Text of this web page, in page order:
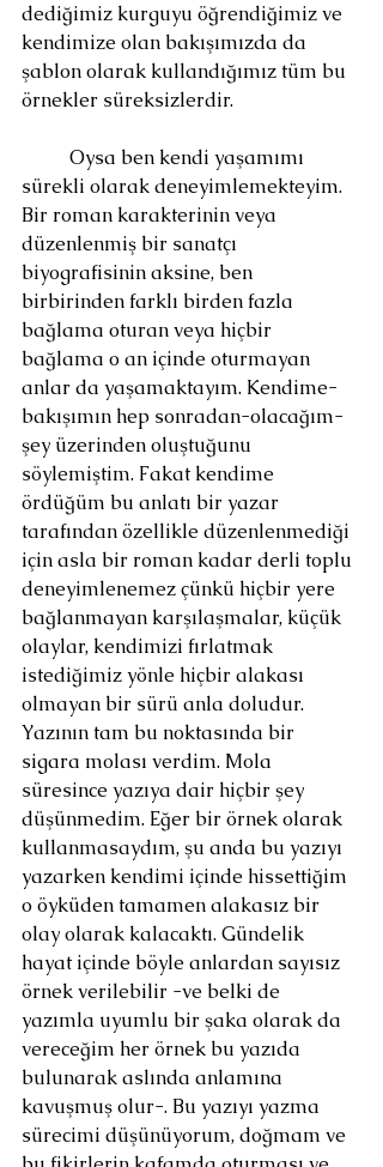
dediğimiz kurguyu öğrendiğimiz ve
kendimize olan bakışımızda da
şablon olarak kullandığımız tüm bu
örnekler süreksizlerdir.
sürekli olarak deneyimlemekteyim.
Bir roman karakterinin veya
düzenlenmiş bir sanatçı
biyografisinin aksine, ben
birbirinden farklı birden fazla
bağlama oturan veya hiçbir
bağlama o an içinde oturmayan
anlar da yaşamaktayım. Kendime-
bakışımın hep sonradan-olacağım-
şey üzerinden oluştuğunu
söylemiştim. Fakat kendime
ördüğüm bu anlatı bir yazar
tarafından özellikle düzenlenmediği
için asla bir roman kadar derli toplu
deneyimlenemez çünkü hiçbir yere
bağlanmayan karşılaşmalar, küçük
olaylar, kendimizi fırlatmak
istediğimiz yönle hiçbir alakası
olmayan bir sürü anla doludur.
Yazının tam bu noktasında bir
sigara molası verdim. Mola
süresince yazıya dair hiçbir şey
düşünmedim. Eğer bir örnek olarak
kullanmasaydım, şu anda bu yazıyı
yazarken kendimi içinde hissettiğim
o öyküden tamamen alakasız bir
olay olarak kalacaktı. Gündelik
hayat içinde böyle anlardan sayısız
örnek verilebilir -ve belki de
yazımla uyumlu bir şaka olarak da
vereceğim her örnek bu yazıda
bulunarak aslında anlamına
kavuşmuş olur-. Bu yazıyı yazma
sürecimi düşünüyorum, doğmam ve